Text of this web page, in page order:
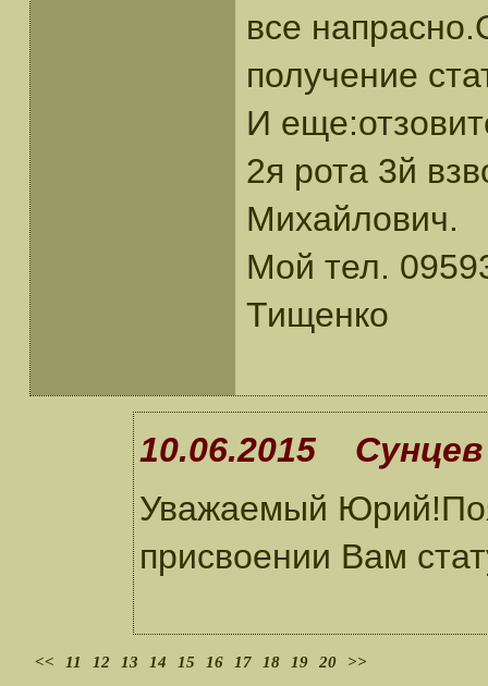
все
получение
И
2я рота 3й
Михайлович.
Мой тел.
Тищенко
10.06.2015
Уважаемый
присвоении Вам
<< 11 12 13 14 15 16 17 18 19 20 >>